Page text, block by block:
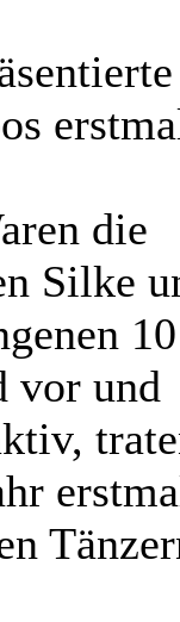
die
Silke
10
vor und